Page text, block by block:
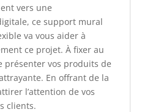
vers une
ce support mural
va vous aider à
ce projet. À fixer au
présenter vos produits de
En offrant de la
l’attention de vos
clients.